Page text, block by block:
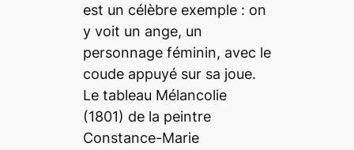
est un célèbre exemple : on
y voit un ange, un
personnage féminin, avec le
coude appuyé sur sa joue.
Le tableau Mélancolie
(1801) de la peintre
Constance-Marie